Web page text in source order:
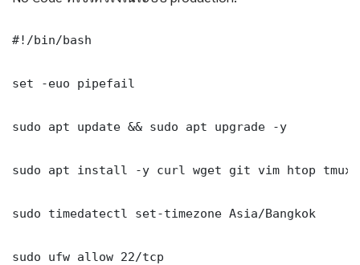
#!/bin/bash
set -euo pipefail
sudo apt update && sudo apt upgrade -y
sudo apt install -y curl wget git vim htop tmux
sudo timedatectl set-timezone Asia/Bangkok
sudo ufw allow 22/tcp